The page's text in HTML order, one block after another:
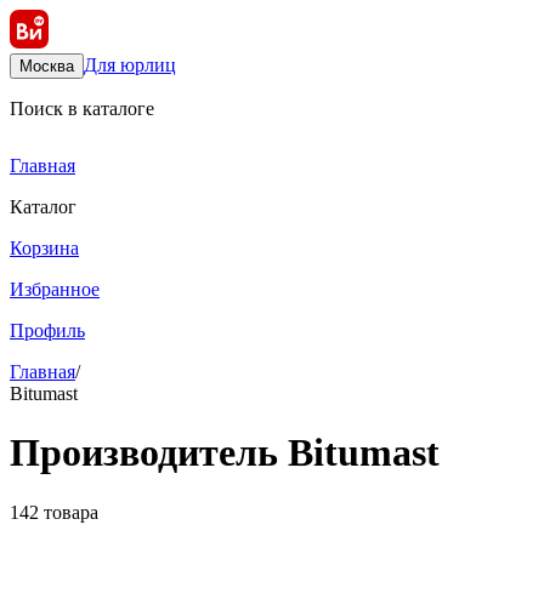
Москва Для юрлиц
Поиск в каталоге
Главная
Каталог
Корзина
Избранное
Профиль
Главная/
Bitumast
Производитель Bitumast
142 товара